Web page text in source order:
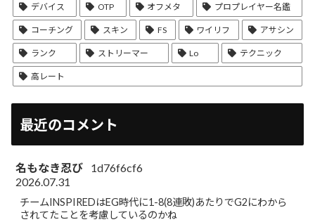
デバイス OTP オフメタ プロプレイヤー名鑑
コーチング スキン FS ワイリフ アサシン
ランク ストリーマー Lo テクニック
高レート
最近のコメント
名もなき忍び
1d76f6cf6
2026.07.31
チームINSPIREDはEG時代に1-8(8連敗)あたりでG2にわから
されてたことを考慮しているのかね